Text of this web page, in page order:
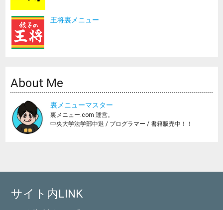
王将裏メニュー
About Me
裏メニューマスター
裏メニュー.com 運営。
中央大学法学部中退 / プログラマー / 書籍販売中！！
サイト内LINK